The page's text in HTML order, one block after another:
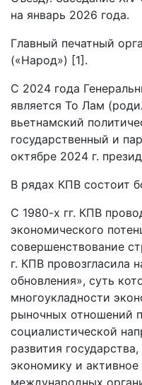
на январь 2026 года.
Главный печатный
(«Народ») [1].
С 2024 года
является То Лам
вьетнамский
государственный и
октябре 2024 г.
В рядах КПВ состоит
С 1980-х гг. КПВ
экономического
совершенствование
г. КПВ провозгласила
обновления», суть
многоукладности
рыночных отношений
социалистической
развития
экономику и активное
международных